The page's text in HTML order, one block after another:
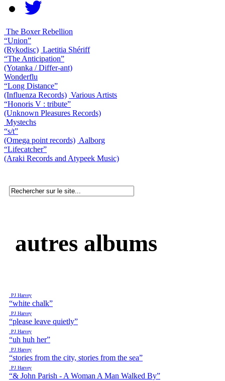
The Boxer Rebellion
“Union”
(Rykodisc) Laetitia Shériff
“The Anticipation”
(Yotanka / Differ-ant)
Wonderflu
“Long Distance”
(Influenza Records) Various Artists
“Honoris V : tribute”
(Unknown Pleasures Records)
Mystechs
“s/t”
(Omega point records) Aalborg
“Lifecatcher”
(Araki Records and Atypeek Music)
autres albums
PJ Harvey
“white chalk”
PJ Harvey
“please leave quietly”
PJ Harvey
“uh huh her”
PJ Harvey
“stories from the city, stories from the sea”
PJ Harvey
“& John Parish - A Woman A Man Walked By”